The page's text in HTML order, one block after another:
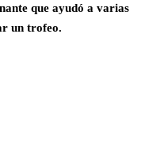
que ayudó a varias
un trofeo.